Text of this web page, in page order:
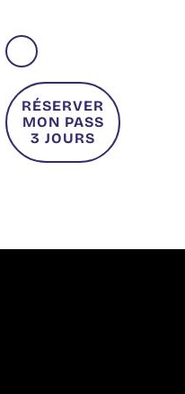
RÉSERVER
MON PASS
3 JOURS